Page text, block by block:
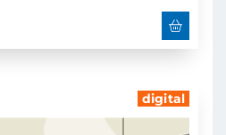
digital